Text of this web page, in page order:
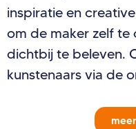
inspiratie en
om de maker zelf te
dichtbij te beleven.
kunstenaars via de